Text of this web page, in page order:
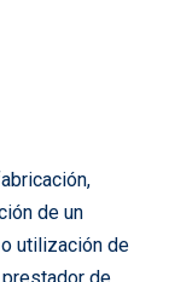
de un
utilización de